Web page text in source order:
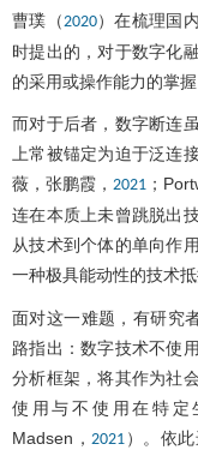
曹璞（2020）在梳理国
时提出的，对于数字化
的采用或操作能力的掌
而对于后者，数字断连
上常被锚定为迫于泛连
薇，张鹏霞， 2021 ；
连在本质上未曾跳脱出
从技术到个体的单向作
一种极具能动性的技术
面对这一难题，有研究
路指出：数字技术不使
分析框架，将其作为社
使用与不使用在特定
Madsen， 2021 ）。依